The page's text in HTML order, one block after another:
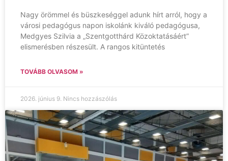
Nagy örömmel és büszkeséggel adunk hírt arról, hogy a
városi pedagógus napon iskolánk kiváló pedagógusa,
Medgyes Szilvia a „Szentgotthárd Közoktatásáért”
elismerésben részesült. A rangos kitüntetés
TOVÁBB OLVASOM »
2026. június 9. Nincs hozzászólás